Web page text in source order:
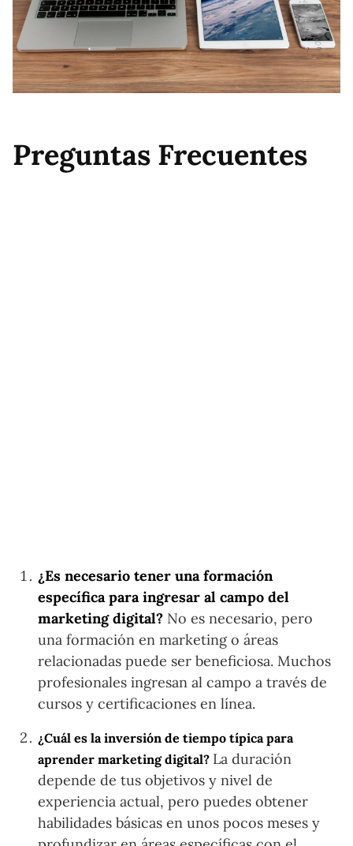
Preguntas Frecuentes
¿Es necesario tener una formación
específica para ingresar al campo del
marketing digital? No es necesario, pero
una formación en marketing o áreas
relacionadas puede ser beneficiosa. Muchos
profesionales ingresan al campo a través de
cursos y certificaciones en línea.
¿Cuál es la inversión de tiempo típica para
aprender marketing digital? La duración
depende de tus objetivos y nivel de
experiencia actual, pero puedes obtener
habilidades básicas en unos pocos meses y